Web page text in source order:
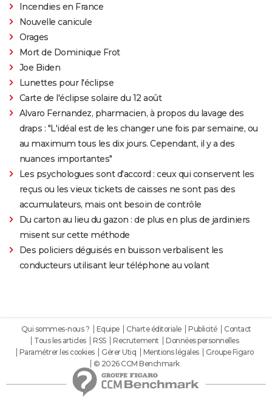
Incendies en France
Nouvelle canicule
Orages
Mort de Dominique Frot
Joe Biden
Lunettes pour l'éclipse
Carte de l'éclipse solaire du 12 août
Alvaro Fernandez, pharmacien, à propos du lavage des
draps : "L'idéal est de les changer une fois par semaine, ou
au maximum tous les dix jours. Cependant, il y a des
nuances importantes"
Les psychologues sont d'accord : ceux qui conservent les
reçus ou les vieux tickets de caisses ne sont pas des
accumulateurs, mais ont besoin de contrôle
Du carton au lieu du gazon : de plus en plus de jardiniers
misent sur cette méthode
Des policiers déguisés en buisson verbalisent les
conducteurs utilisant leur téléphone au volant
Qui sommes-nous ? Equipe Charte éditoriale Publicité
Contact
Tous les articles
RSS Recrutement
Données personnelles
Paramétrer les cookies
Gérer Utiq Mentions légales
Groupe Figaro
© 2026 CCM Benchmark